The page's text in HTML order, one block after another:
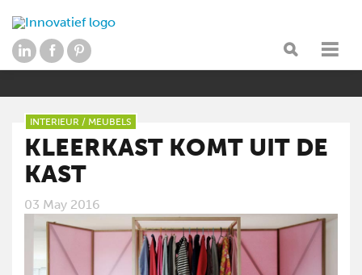
INTERIEUR / MEUBELS
KLEERKAST KOMT UIT DE
KAST
03 May 2016